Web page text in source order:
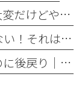
約１年半でコンプレックス解消｜大変だけどやって良かった歯の矯正治療
神経を抜いた歯は痛くなるわけがない！それは嘘です
マウスピース矯正失敗｜矯正したのに後戻り｜最近よく聞くけどそれってなんで？